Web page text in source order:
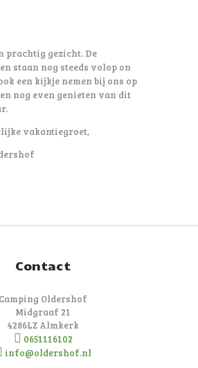
prachtig gezicht. De
staan nog steeds volop on
een kijkje nemen bij ons op
nog even genieten van dit
vakantiegroet,
Contact
Camping Oldershof
Midgraaf 21
4286LZ Almkerk
0651116102
info@oldershof.nl